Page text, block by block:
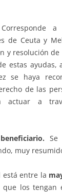
Corresponde
de Ceuta y
y resolución
estas ayudas,
se haya
de las
actuar a
Se
muy
está entre la
los tengan